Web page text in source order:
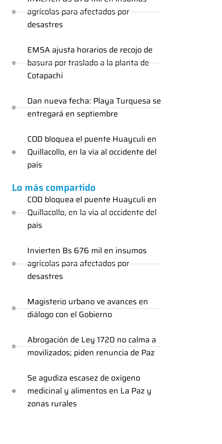
agrícolas para afectados por
desastres
EMSA ajusta horarios de recojo de
basura por traslado a la planta de
Cotapachi
Dan nueva fecha: Playa Turquesa se
entregará en septiembre
COD bloquea el puente Huayculi en
Quillacollo, en la vía al occidente del
país
Lo más compartido
COD bloquea el puente Huayculi en
Quillacollo, en la vía al occidente del
país
Invierten Bs 676 mil en insumos
agrícolas para afectados por
desastres
Magisterio urbano ve avances en
diálogo con el Gobierno
Abrogación de Ley 1720 no calma a
movilizados; piden renuncia de Paz
Se agudiza escasez de oxígeno
medicinal y alimentos en La Paz y
zonas rurales